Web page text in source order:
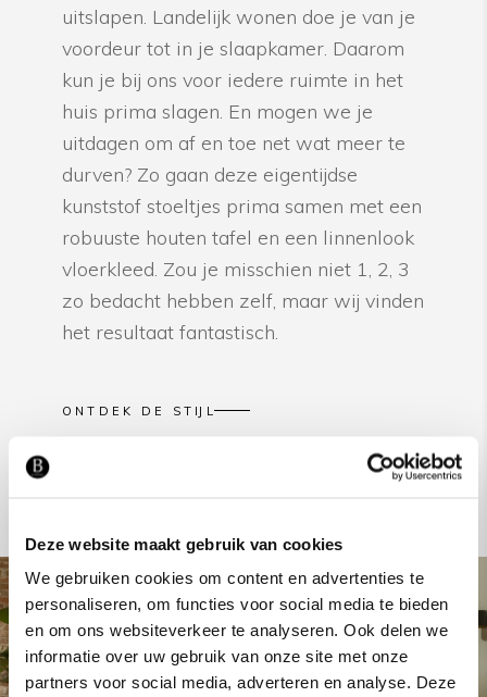
Deze website maakt gebruik van cookies
We gebruiken cookies om content en advertenties te
personaliseren, om functies voor social media te bieden
en om ons websiteverkeer te analyseren. Ook delen we
informatie over uw gebruik van onze site met onze
partners voor social media, adverteren en analyse. Deze
uitslapen. Landelijk wonen doe je van je
voordeur tot in je slaapkamer. Daarom
kun je bij ons voor iedere ruimte in het
huis prima slagen. En mogen we je
uitdagen om af en toe net wat meer te
durven? Zo gaan deze eigentijdse
kunststof stoeltjes prima samen met een
robuuste houten tafel en een linnenlook
vloerkleed. Zou je misschien niet 1, 2, 3
zo bedacht hebben zelf, maar wij vinden
het resultaat fantastisch.
ONTDEK DE STIJL